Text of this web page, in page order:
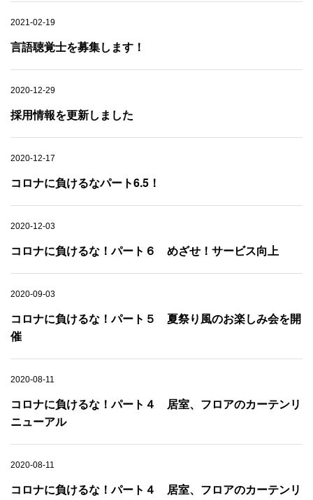
2021-02-19
言語聴覚士を募集します！
2020-12-29
採用情報を更新しました
2020-12-17
コロナに負けるなパート6.5！
2020-12-03
コロナに負けるな！パート６ めざせ！サービス向上
2020-09-03
コロナに負けるな！パート５ 夏祭り風のお楽しみ会を開
催
2020-08-11
コロナに負けるな！パート４ 居室、フロアのカーテンリ
ニューアル
2020-08-11
コロナに負けるな！パート４ 居室、フロアのカーテンリ